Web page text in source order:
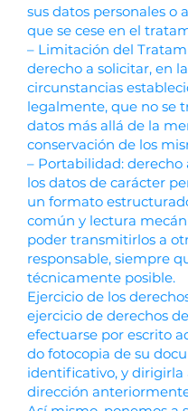
sus datos personales o
que se cese en el
– Limitación del
derecho a solicitar, en
circunstancias
legalmente, que no se
datos más allá de la
conservación de los
– Portabilidad: derecho
los datos de carácter
un formato
común y lectura
poder transmitirlos a
responsable, siempre
técnicamente posible.
Ejercicio de los
ejercicio de derechos
efectuarse por escrito
do fotocopia de su
identificativo, y dirigirla
dirección